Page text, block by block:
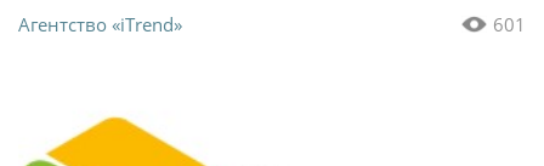
601
Агентство «iTrend»